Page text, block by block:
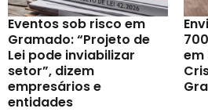
Eventos sob risco em
Gramado: “Projeto de
Lei pode inviabilizar
setor”, dizem
empresários e
entidades
em